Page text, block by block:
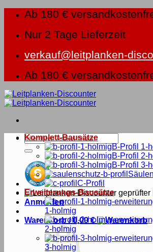
springen
Ab 180 €
Nur 2 Tage Lieferzeit
verkauf@leitplanken-
Ab 180 €
Suche
nach:
Anmelden
Warenkorb /0,00€
Komplett-Bausätze
B-Profil 1-
B-Profil 2-
B-Profil 3-
C-Profil
Erweiterungs-Bausätze
1-holmig
2-holmig
3-holmig